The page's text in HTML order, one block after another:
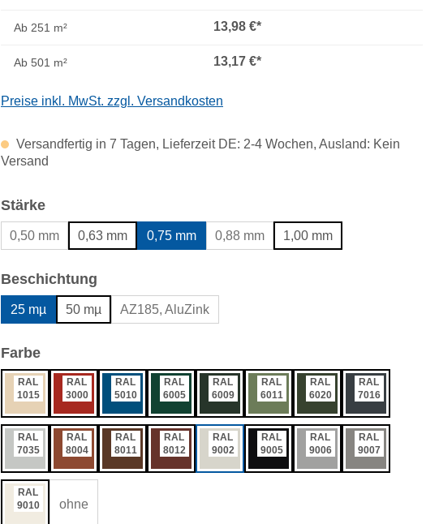
Ab 251 m² 13,98 €*
Ab 501 m² 13,17 €*
Preise inkl. MwSt. zzgl. Versandkosten
Versandfertig in 7 Tagen, Lieferzeit DE: 2-4 Wochen, Ausland: Kein
Versand
Stärkeauswählen
0,50 mm 0,63 mm 0,75 mm 0,88 mm 1,00 mm
Beschichtung
25 mµ 50 mµ AZ185, AluZink
Farbeauswählen
RAL
1015
RAL
3000
RAL
5010
RAL
6005
RAL
6009
RAL
6011
RAL
6020
RAL
7016
RAL
7035
RAL
8004
RAL
8011
RAL
8012
RAL
9002
RAL
9005
RAL
9006
RAL
9007
RAL
9010
ohne